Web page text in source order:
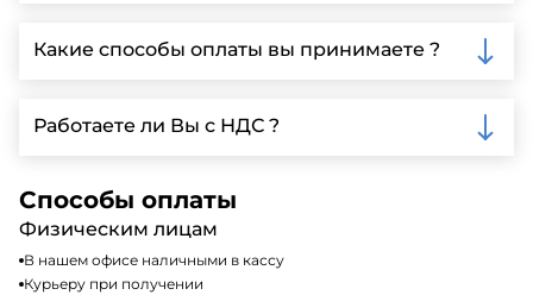
Ленинградской области, у нас собственный
автопарк, для обеспечения быстрой и надежной
Какие способы оплаты вы принимаете ?
включая наличные, банковские переводы,
кредитные карты. Подробную информацию о
Работаете ли Вы с НДС ?
налогообложения, т.е с НДС 20%
Способы оплаты
Физическим лицам
В нашем офисе наличными в кассу
Курьеру при получении